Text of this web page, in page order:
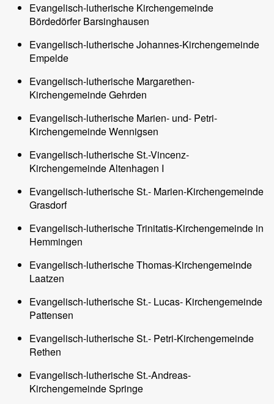
Evangelisch-lutherische Kirchengemeinde
Bördedörfer Barsinghausen
Evangelisch-lutherische Johannes-Kirchengemeinde
Empelde
Evangelisch-lutherische Margarethen-
Kirchengemeinde Gehrden
Evangelisch-lutherische Marien- und- Petri-
Kirchengemeinde Wennigsen
Evangelisch-lutherische St.-Vincenz-
Kirchengemeinde Altenhagen I
Evangelisch-lutherische St.- Marien-Kirchengemeinde
Grasdorf
Evangelisch-lutherische Trinitatis-Kirchengemeinde in
Hemmingen
Evangelisch-lutherische Thomas-Kirchengemeinde
Laatzen
Evangelisch-lutherische St.- Lucas- Kirchengemeinde
Pattensen
Evangelisch-lutherische St.- Petri-Kirchengemeinde
Rethen
Evangelisch-lutherische St.-Andreas-
Kirchengemeinde Springe